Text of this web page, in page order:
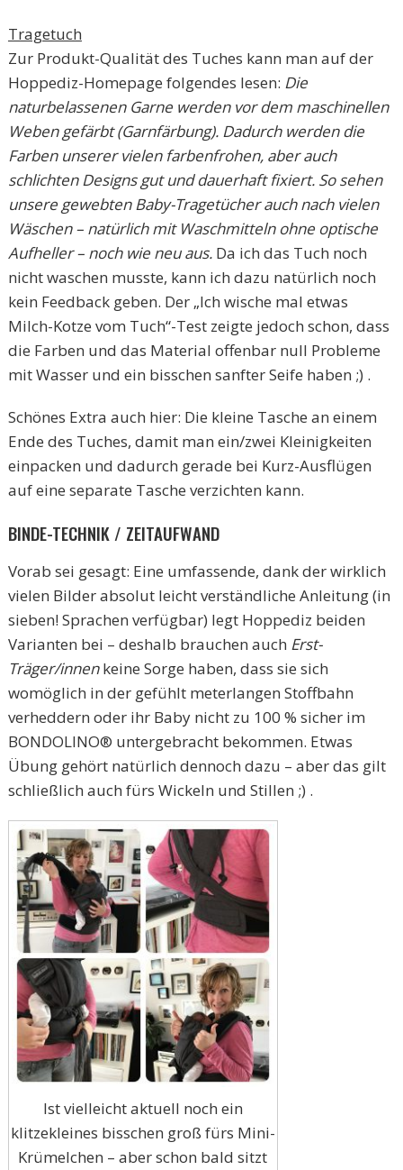
Tragetuch
Zur Produkt-Qualität des Tuches kann man auf der
Hoppediz-Homepage folgendes lesen: Die
naturbelassenen Garne werden vor dem maschinellen
Weben gefärbt (Garnfärbung). Dadurch werden die
Farben unserer vielen farbenfrohen, aber auch
schlichten Designs gut und dauerhaft fixiert. So sehen
unsere gewebten Baby-Tragetücher auch nach vielen
Wäschen – natürlich mit Waschmitteln ohne optische
Aufheller – noch wie neu aus. Da ich das Tuch noch
nicht waschen musste, kann ich dazu natürlich noch
kein Feedback geben. Der „Ich wische mal etwas
Milch-Kotze vom Tuch“-Test zeigte jedoch schon, dass
die Farben und das Material offenbar null Probleme
mit Wasser und ein bisschen sanfter Seife haben ;) .
Schönes Extra auch hier: Die kleine Tasche an einem
Ende des Tuches, damit man ein/zwei Kleinigkeiten
einpacken und dadurch gerade bei Kurz-Ausflügen
auf eine separate Tasche verzichten kann.
BINDE-TECHNIK / ZEITAUFWAND
Vorab sei gesagt: Eine umfassende, dank der wirklich
vielen Bilder absolut leicht verständliche Anleitung (in
sieben! Sprachen verfügbar) legt Hoppediz beiden
Varianten bei – deshalb brauchen auch Erst-
Träger/innenkeine Sorge haben, dass sie sich
womöglich in der gefühlt meterlangen Stoffbahn
verheddern oder ihr Baby nicht zu 100 % sicher im
BONDOLINO® untergebracht bekommen. Etwas
Übung gehört natürlich dennoch dazu – aber das gilt
schließlich auch fürs Wickeln und Stillen ;) .
Ist vielleicht aktuell noch ein
klitzekleines bisschen groß fürs Mini-
Krümelchen – aber schon bald sitzt